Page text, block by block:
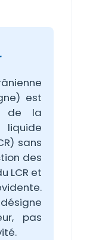
est
de la
sans
des
LCR et
pas